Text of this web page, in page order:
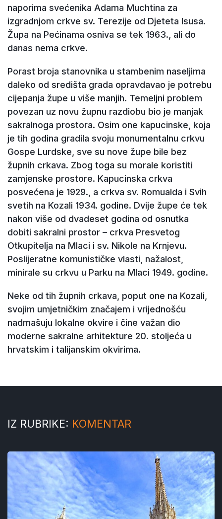
naporima svećenika Adama Muchtina za
izgradnjom crkve sv. Terezije od Djeteta Isusa.
Župa na Pećinama osniva se tek 1963., ali do
danas nema crkve.
Porast broja stanovnika u stambenim naseljima
daleko od središta grada opravdavao je potrebu
cijepanja župe u više manjih. Temeljni problem
povezan uz novu župnu razdiobu bio je manjak
sakralnoga prostora. Osim one kapucinske, koja
je tih godina gradila svoju monumentalnu crkvu
Gospe Lurdske, sve su nove župe bile bez
župnih crkava. Zbog toga su morale koristiti
zamjenske prostore. Kapucinska crkva
posvećena je 1929., a crkva sv. Romualda i Svih
svetih na Kozali 1934. godine. Dvije župe će tek
nakon više od dvadeset godina od osnutka
dobiti sakralni prostor – crkva Presvetog
Otkupitelja na Mlaci i sv. Nikole na Krnjevu.
Poslijeratne komunističke vlasti, nažalost,
minirale su crkvu u Parku na Mlaci 1949. godine.
Neke od tih župnih crkava, poput one na Kozali,
svojim umjetničkim značajem i vrijednošću
nadmašuju lokalne okvire i čine važan dio
moderne sakralne arhitekture 20. stoljeća u
hrvatskim i talijanskim okvirima.
IZ RUBRIKE: KOMENTAR